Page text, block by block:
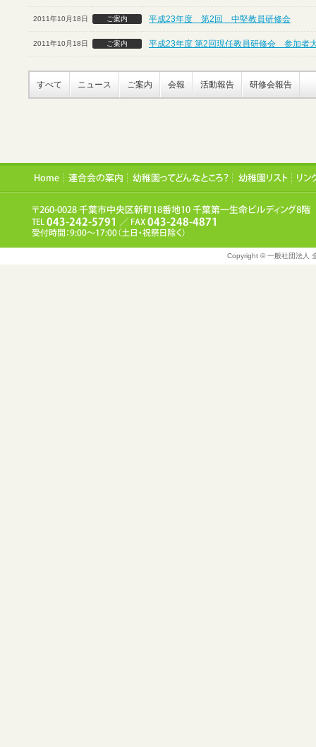
2011年10月18日 ご案内 平成23年度 第2回 中堅教員研修会
2011年10月18日 ご案内 平成23年度 第2回現任教員研修会 参加者
すべて ニュース ご案内 会報 活動報告 研修会報告
Copyright © 一般社団法人